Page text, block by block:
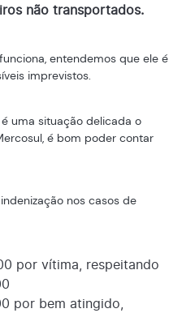
não transportados.
funciona, entendemos que ele é
imprevistos.
uma situação delicada o
é bom poder contar
nos casos de
por vítima, respeitando
por bem atingido,